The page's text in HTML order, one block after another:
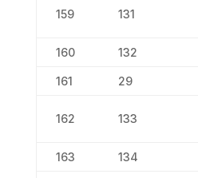
159 131
160 132
161 29
162 133
163 134